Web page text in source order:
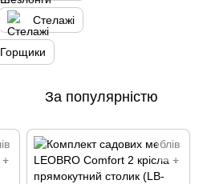
Стелажі
Горщики
За популярністю